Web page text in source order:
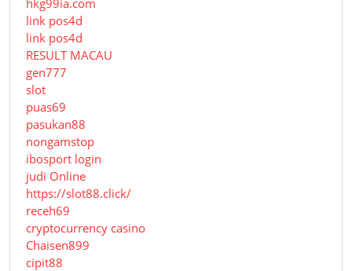
link pos4d
link pos4d
RESULT MACAU
gen777
slot
puas69
pasukan88
nongamstop
ibosport login
judi Online
https://slot88.click/
receh69
cryptocurrency casino
Chaisen899
cipit88